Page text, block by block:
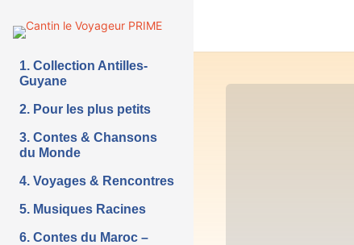
1. Collection Antilles-
Guyane
2. Pour les plus petits
3. Contes & Chansons
du Monde
4. Voyages & Rencontres
5. Musiques Racines
6. Contes du Maroc –